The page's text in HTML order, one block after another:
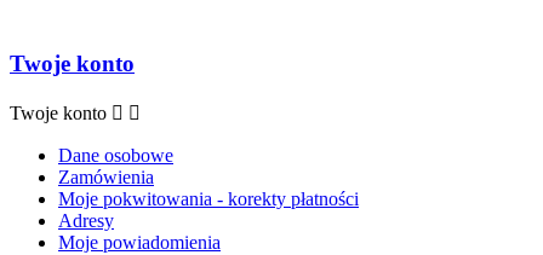
Twoje konto
Twoje konto  
Dane osobowe
Zamówienia
Moje pokwitowania - korekty płatności
Adresy
Moje powiadomienia